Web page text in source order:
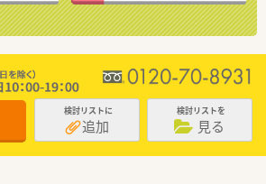
検討リストに
追加
検討リストを
見る